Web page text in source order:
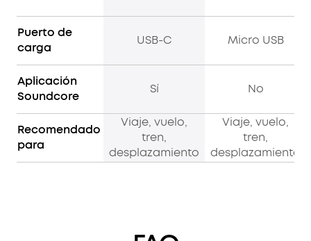
Puerto de
carga
USB-C Micro USB
Aplicación
Soundcore
Sí No
Recomendado
para
Viaje, vuelo,
tren,
desplazamiento
Viaje, vuelo,
tren,
desplazamiento